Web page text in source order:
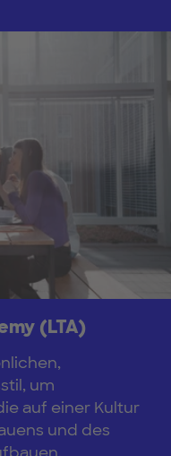
(LTA)
um
auf einer Kultur
und des